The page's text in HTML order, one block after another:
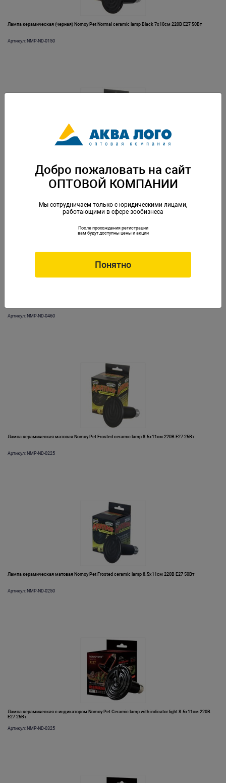
Лампа керамическая (черная) Nomoy Pet Normal ceramic lamp Black 7х10см 220В E27 50Вт
Артикул: NMP-ND-0150
Артикул: NMP-ND-0440
Артикул: NMP-ND-0460
Лампа керамическая матовая Nomoy Pet Frosted ceramic lamp 8.5х11см 220В E27 25Вт
Артикул: NMP-ND-0225
Лампа керамическая матовая Nomoy Pet Frosted ceramic lamp 8.5х11см 220В E27 50Вт
Артикул: NMP-ND-0250
Лампа керамическая с индикатором Nomoy Pet Ceramic lamp with indicator light 8.5х11см 220В
E27 25Вт
Артикул: NMP-ND-0325
Добро пожаловать на сайт
ОПТОВОЙ КОМПАНИИ
Мы сотрудничаем только с юридическими лицами,
работающими в сфере зообизнеса
После прохождения регистрации
вам будут доступны цены и акции
Понятно